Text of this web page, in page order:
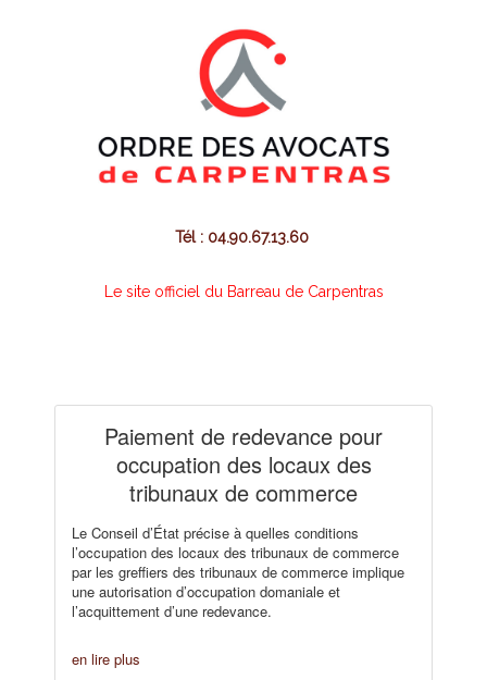
Tél : 04.90.67.13.60
Le site officiel du Barreau de Carpentras
Paiement de redevance pour
occupation des locaux des
tribunaux de commerce
Le Conseil d’État précise à quelles conditions
l’occupation des locaux des tribunaux de commerce
par les greffiers des tribunaux de commerce implique
une autorisation d’occupation domaniale et
l’acquittement d’une redevance.
en lire plus